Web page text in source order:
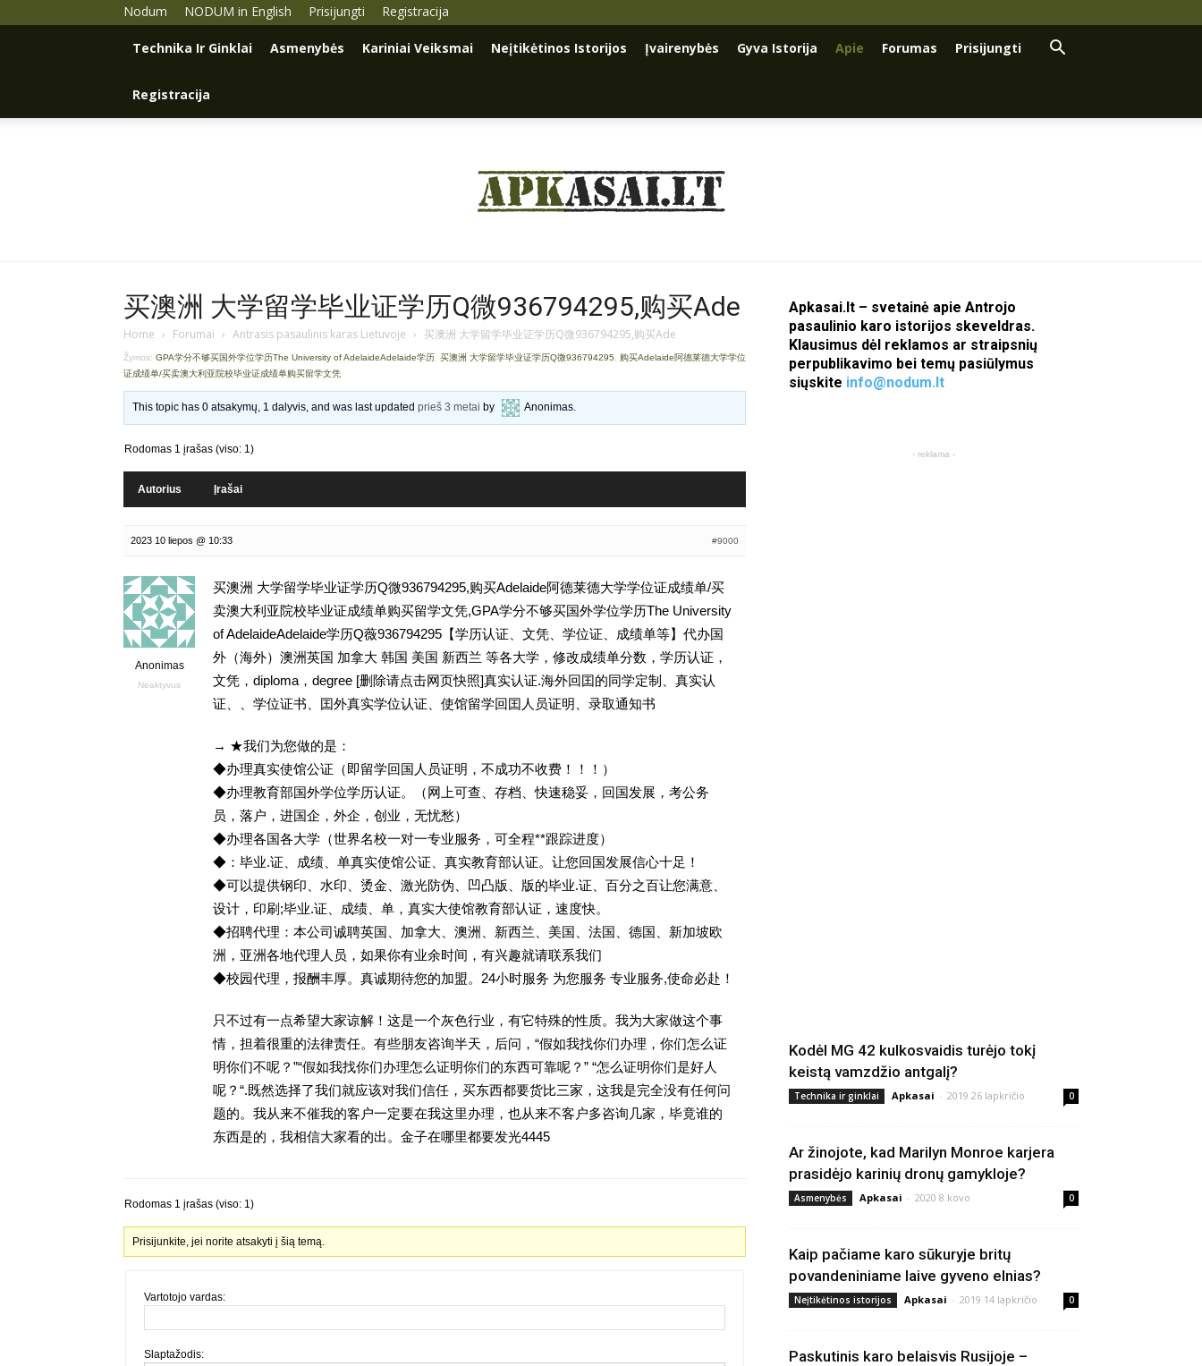
Nodum NODUM in English Prisijungti Registracija
Technika Ir Ginklai Asmenybės Kariniai Veiksmai Neįtikėtinos Istorijos Įvairenybės Gyva Istorija Apie Forumas Prisijungti
Registracija
买澳洲 大学留学毕业证学历Q微936794295,购买Ade
Home › Forumai › Antrasis pasaulinis karas Lietuvoje › 买澳洲 大学留学毕业证学历Q微936794295,购买Ade
Žymos: GPA学分不够买国外学位学历The University of AdelaideAdelaide学历 买澳洲 大学留学毕业证学历Q微936794295
购买Adelaide阿德莱德大学学位
证成绩单/买卖澳大利亚院校毕业证成绩单购买留学文凭
This topic has 0 atsakymų, 1 dalyvis, and was last updatedprieš 3 metai by Anonimas.
Rodomas 1 įrašas (viso: 1)
Autorius Įrašai
2023 10 liepos @ 10:33 #9000
Anonimas
Neaktyvus
买澳洲 大学留学毕业证学历Q微936794295,购买Adelaide阿德莱德大学学位证成绩单/买
卖澳大利亚院校毕业证成绩单购买留学文凭,GPA学分不够买国外学位学历The University
of AdelaideAdelaide学历Q薇936794295【学历认证、文凭、学位证、成绩单等】代办国
外（海外）澳洲英国 加拿大 韩国 美国 新西兰 等各大学，修改成绩单分数，学历认证，
文凭，diploma，degree [删除请点击网页快照]真实认证.海外回囯的同学定制、真实认
证、、学位证书、囯外真实学位认证、使馆留学回囯人员证明、录取通知书
→ ★我们为您做的是：
◆办理真实使馆公证（即留学回国人员证明，不成功不收费！！！）
◆办理教育部国外学位学历认证。（网上可查、存档、快速稳妥，回国发展，考公务
员，落户，进国企，外企，创业，无忧愁）
◆办理各国各大学（世界名校一对一专业服务，可全程**跟踪进度）
◆：毕业.证、成绩、单真实使馆公证、真实教育部认证。让您回国发展信心十足！
◆可以提供钢印、水印、烫金、激光防伪、凹凸版、版的毕业.证、百分之百让您满意、
设计，印刷;毕业.证、成绩、单，真实大使馆教育部认证，速度快。
◆招聘代理：本公司诚聘英国、加拿大、澳洲、新西兰、美国、法国、德国、新加坡欧
洲，亚洲各地代理人员，如果你有业余时间，有兴趣就请联系我们
◆校园代理，报酬丰厚。真诚期待您的加盟。24小时服务 为您服务 专业服务,使命必赴！
只不过有一点希望大家谅解！这是一个灰色行业，有它特殊的性质。我为大家做这个事
情，担着很重的法律责任。有些朋友咨询半天，后问，“假如我找你们办理，你们怎么证
明你们不呢？”“假如我找你们办理怎么证明你们的东西可靠呢？” “怎么证明你们是好人
呢？“.既然选择了我们就应该对我们信任，买东西都要货比三家，这我是完全没有任何问
题的。我从来不催我的客户一定要在我这里办理，也从来不客户多咨询几家，毕竟谁的
东西是的，我相信大家看的出。金子在哪里都要发光4445
Rodomas 1 įrašas (viso: 1)
Prisijunkite, jei norite atsakyti į šią temą.
Vartotojo vardas:
Slaptažodis:
Apkasai.lt – svetainė apie Antrojo
pasaulinio karo istorijos skeveldras.
Klausimus dėl reklamos ar straipsnių
perpublikavimo bei temų pasiūlymus
siųskite info@nodum.lt
- reklama -
Kodėl MG 42 kulkosvaidis turėjo tokį
keistą vamzdžio antgalį?
Technika ir ginklai Apkasai - 2019 26 lapkričio 0
Ar žinojote, kad Marilyn Monroe karjera
prasidėjo karinių dronų gamykloje?
Asmenybės Apkasai - 2020 8 kovo 0
Kaip pačiame karo sūkuryje britų
povandeniniame laive gyveno elnias?
Neįtikėtinos istorijos Apkasai - 2019 14 lapkričio 0
Paskutinis karo belaisvis Rusijoje –